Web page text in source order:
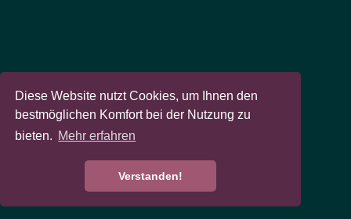
Diese Website nutzt Cookies, um Ihnen den
bestmöglichen Komfort bei der Nutzung zu
bieten. Mehr erfahren
Verstanden!